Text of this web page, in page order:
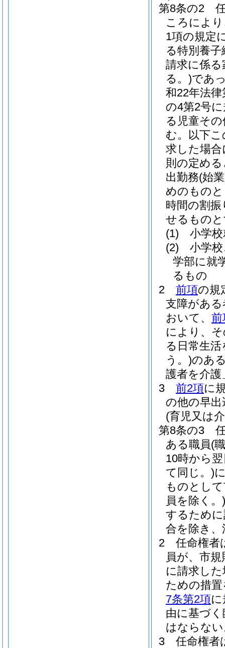
第8条の2
ころによ
1項の規定
る特別養
請求に係
る。)であ
和22年法律
の4第2号
る児童そ
む。以下
求した場
則の定め
出勤務(始
めのもの
時間の割
せるもの
(1)
小学
(2)
小学
学部に就
るもの
2
前項の規
支障があ
おいて、 前
により、
る日常生
う。)のあ
護者を介
3
前2項に
の他の早
(育児又は
第8条の3
ある職員(
10時から
て同じ。)
ものとし
員を除く。)
するため
合を除き
2
任命権者
員が、市
に請求し
ための措
7条第2項
由に基づ
はならな
3
任命権者